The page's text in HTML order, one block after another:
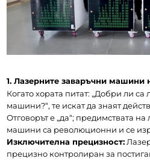
1. Лазерните заваръчни машини
Когато хората питат: „Добри ли
машини?“, те искат да знаят
Отговорът е „да“; предимствата
машини са революционни и се
Изключителна прецизност:
прецизно контролиран за